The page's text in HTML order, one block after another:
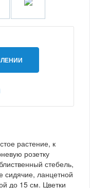
растение, к
розетку
стебель,
сидячие, ланцетной
до 15 см. Цветки